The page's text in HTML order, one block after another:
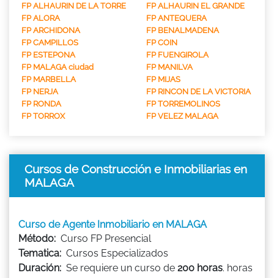
FP ALHAURIN DE LA TORRE
FP ALHAURIN EL GRANDE
FP ALORA
FP ANTEQUERA
FP ARCHIDONA
FP BENALMADENA
FP CAMPILLOS
FP COIN
FP ESTEPONA
FP FUENGIROLA
FP MALAGA ciudad
FP MANILVA
FP MARBELLA
FP MIJAS
FP NERJA
FP RINCON DE LA VICTORIA
FP RONDA
FP TORREMOLINOS
FP TORROX
FP VELEZ MALAGA
Cursos de Construcción e Inmobiliarias en
MALAGA
Curso de Agente Inmobiliario en MALAGA
Método: Curso FP Presencial
Tematica: Cursos Especializados
Duración: Se requiere un curso de 200 horas. horas